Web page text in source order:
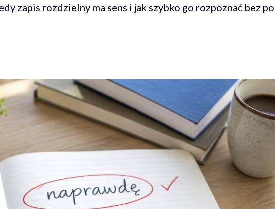
zapis rozdzielny ma sens i jak szybko go rozpoznać bez